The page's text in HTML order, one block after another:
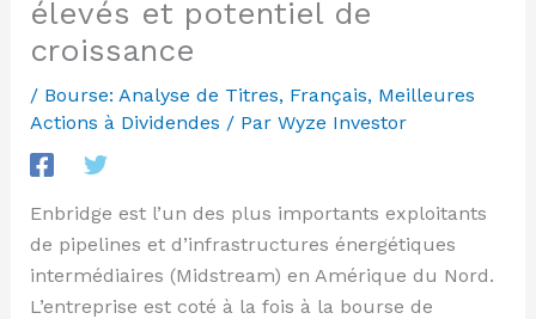
élevés et potentiel de
croissance
/ Bourse: Analyse de Titres, Français, Meilleures
Actions à Dividendes / Par Wyze Investor
Enbridge est l’un des plus importants exploitants
de pipelines et d’infrastructures énergétiques
intermédiaires (Midstream) en Amérique du Nord.
L’entreprise est coté à la fois à la bourse de